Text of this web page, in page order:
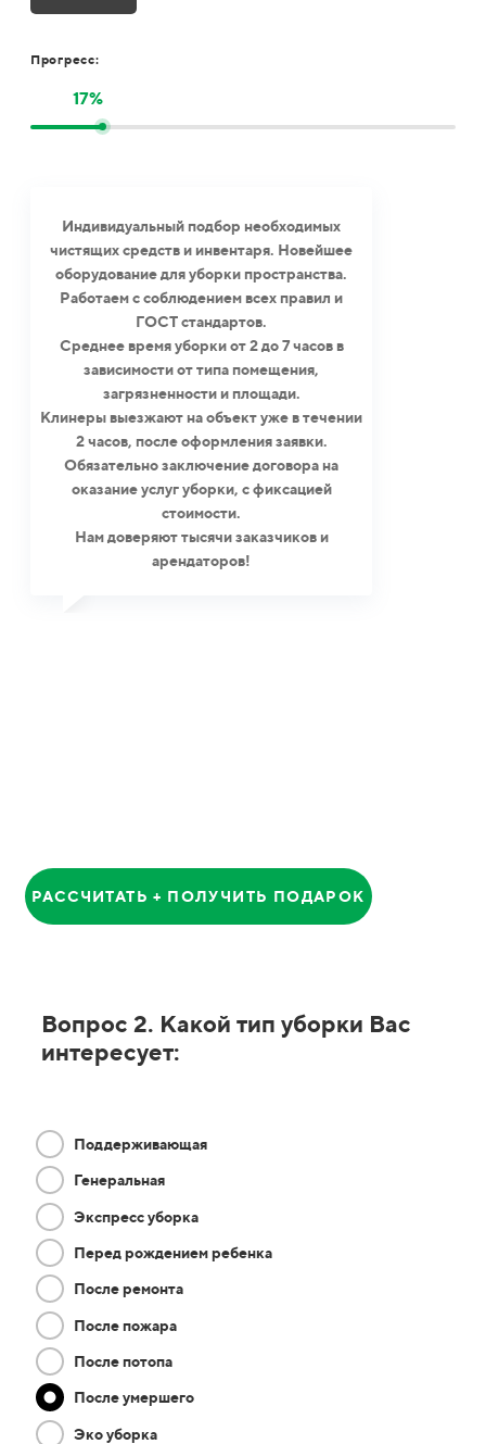
Прогресс:
17%
Индивидуальный подбор необходимых
чистящих средств и инвентаря. Новейшее
оборудование для уборки пространства.
Работаем с соблюдением всех правил и
ГОСТ стандартов.
Среднее время уборки от 2 до 7 часов в
зависимости от типа помещения,
загрязненности и площади.
Клинеры выезжают на объект уже в течении
2 часов, после оформления заявки.
Обязательно заключение договора на
оказание услуг уборки, с фиксацией
стоимости.
Нам доверяют тысячи заказчиков и
арендаторов!
РАССЧИТАТЬ + ПОЛУЧИТЬ ПОДАРОК
Вопрос 2. Какой тип уборки Вас
интересует:
Поддерживающая
Генеральная
Экспресс уборка
Перед рождением ребенка
После ремонта
После пожара
После потопа
После умершего
Эко уборка